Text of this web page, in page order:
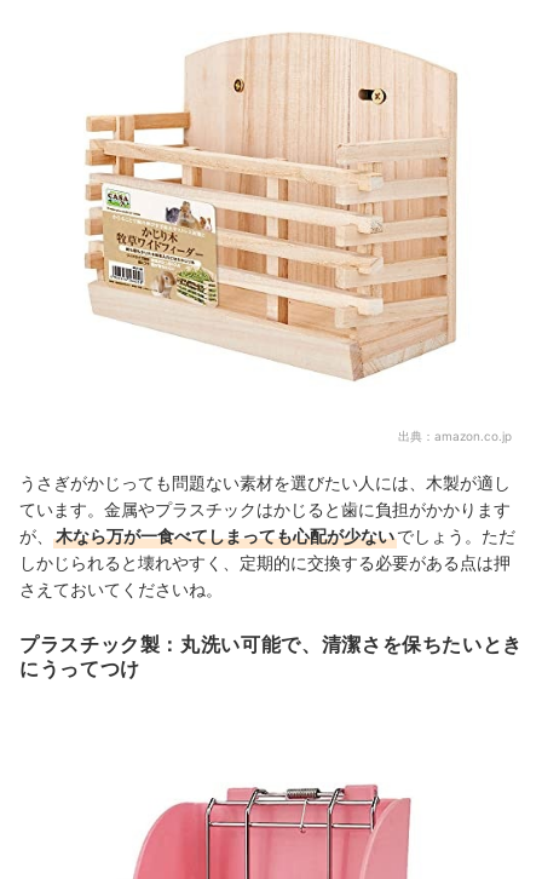
出典： amazon.co.jp
うさぎがかじっても問題ない素材を選びたい人には、木製が適し
ています。金属やプラスチックはかじると歯に負担がかかります
が、
木なら万が一食べてしまっても心配が少ないでしょう。ただ
しかじられると壊れやすく、定期的に交換する必要がある点は押
さえておいてくださいね。
プラスチック製：丸洗い可能で、清潔さを保ちたいとき
にうってつけ